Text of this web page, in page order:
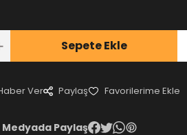
Sepete Ekle
Ver Paylaş
Medyada Paylaş